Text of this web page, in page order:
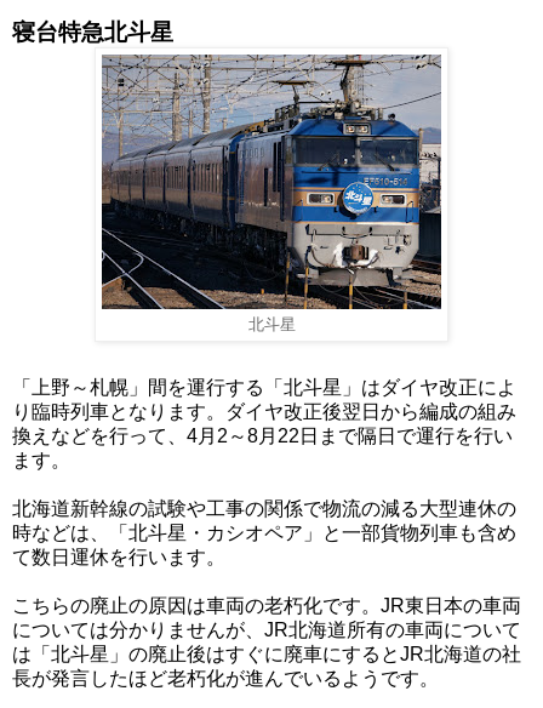
寝台特急北斗星
北斗星
「上野～札幌」間を運行する「北斗星」はダイヤ改正によ
り臨時列車となります。ダイヤ改正後翌日から編成の組み
換えなどを行って、4月2～8月22日まで隔日で運行を行い
ます。
北海道新幹線の試験や工事の関係で物流の減る大型連休の
時などは、「北斗星・カシオペア」と一部貨物列車も含め
て数日運休を行います。
こちらの廃止の原因は車両の老朽化です。JR東日本の車両
については分かりませんが、JR北海道所有の車両について
は「北斗星」の廃止後はすぐに廃車にするとJR北海道の社
長が発言したほど老朽化が進んでいるようです。